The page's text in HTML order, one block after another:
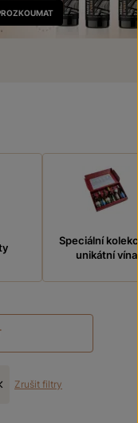
Speciální
unikátní vína
Zrušit filtry